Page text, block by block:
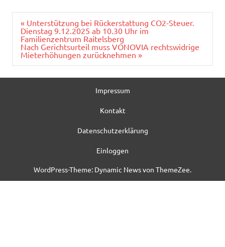
Beitragsnavigation
« Unterstützung bei Rückerstattung CO2-Steuer.
Dienstag 9.12.2025 ab 10.30 Uhr im
Familienzentrum Raitelsberg
Nach Gerichtsurteil muss VONOVIA rechtswidrige
Mieterhöhungen zurücknehmen »
Impressum
Kontakt
Datenschutzerklärung
Einloggen
WordPress-Theme: Dynamic News von ThemeZee.